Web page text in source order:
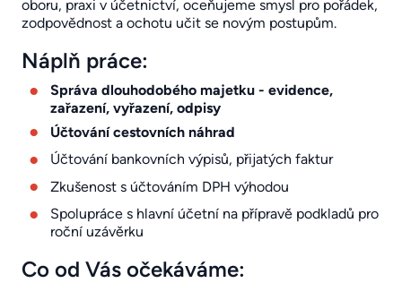
oboru, praxi v účetnictví, oceňujeme smysl pro pořádek,
zodpovědnost a ochotu učit se novým postupům.
Náplň práce:
Správa dlouhodobého majetku - evidence,
zařazení, vyřazení, odpisy
Účtování cestovních náhrad
Účtování bankovních výpisů, přijatých faktur
Zkušenost s účtováním DPH výhodou
Spolupráce s hlavní účetní na přípravě podkladů pro
roční uzávěrku
Co od Vás očekáváme: